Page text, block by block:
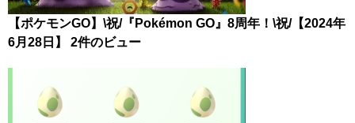
【ポケモンGO】\祝/『Pokémon GO』8周年！\祝/【2024年
6月28日】
2件のビュー